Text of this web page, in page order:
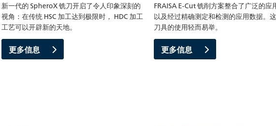
新一代的 SpheroX 铣刀开启了令人印象深刻的
视角：在传统 HSC 加工达到极限时， HDC 加工
工艺可以开辟新的天地。
更多信息
FRAISA E-Cut 铣削方案整合了广泛的应
以及经过精确测定和检测的应用数据。
刀具的使用轻而易举。
更多信息